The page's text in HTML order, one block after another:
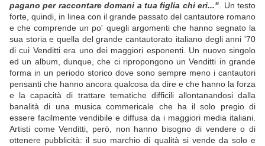
pagano per raccontare domani a tua figlia chi eri..." . Un testo
forte, quindi, in linea con il grande passato del cantautore romano
e che comprende un po' quegli argomenti che hanno segnato la
sua storia e quella del grande cantautorato italiano degli anni '70
di cui Venditti era uno dei maggiori esponenti. Un nuovo singolo
ed un album, dunque, che ci ripropongono un Venditti in grande
forma in un periodo storico dove sono sempre meno i cantautori
pensanti che hanno ancora qualcosa da dire e che hanno la forza
e la capacità di trattare tematiche difficili allontanandosi dalla
banalità di una musica commericale che ha il solo pregio di
essere facilmente vendibile e diffusa da i maggiori media italiani.
Artisti come Venditti, però, non hanno bisogno di vendere o di
ottenere pubblicità: il suo marchio di qualità si vende da solo e